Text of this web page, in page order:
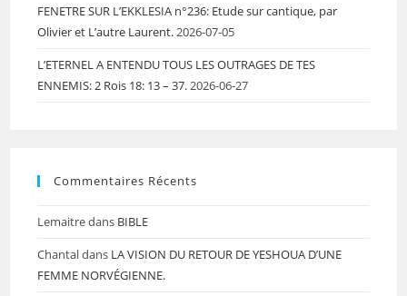
FENETRE SUR L’EKKLESIA n°236: Etude sur cantique, par
Olivier et L’autre Laurent.2026-07-05
L’ETERNEL A ENTENDU TOUS LES OUTRAGES DE TES
ENNEMIS: 2 Rois 18: 13 – 37.2026-06-27
Commentaires Récents
Lemaitredans BIBLE
Chantaldans LA VISION DU RETOUR DE YESHOUA D’UNE
FEMME NORVÉGIENNE.